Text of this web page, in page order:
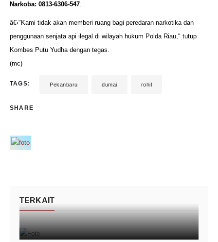
Narkoba: 0813-6306-547.
â€‹"Kami tidak akan memberi ruang bagi peredaran narkotika dan
penggunaan senjata api ilegal di wilayah hukum Polda Riau," tutup
Kombes Putu Yudha dengan tegas.
(mc)
TAGS: Pekanbaru dumai rohil
SHARE
TERKAIT